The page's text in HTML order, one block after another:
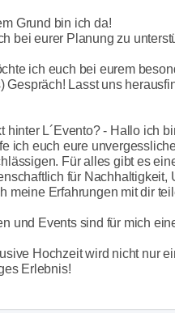
Grund bin ich da!
bei eurer Planung zu
ich euch bei eurem
Gespräch! Lasst uns
hinter L´Evento? - Hallo ich
ich euch eure
Für alles gibt es
für Nachhaltigkeit,
meine Erfahrungen mit dir
und Events sind für mich
Hochzeit wird nicht nur
Erlebnis!